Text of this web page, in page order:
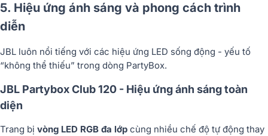
5. Hiệu ứng ánh sáng và phong cách trình
diễn
JBL luôn nổi tiếng với các hiệu ứng LED sống động - yếu tố
“không thể thiếu” trong dòng PartyBox.
JBL Partybox Club 120 - Hiệu ứng ánh sáng toàn
diện
Trang bị vòng LED RGB đa lớp cùng nhiều chế độ tự động thay